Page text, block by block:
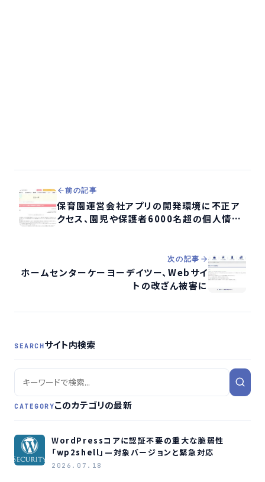
前の記事
保育園運営会社アプリの開発環境に不正ア
クセス、園児や保護者6000名超の個人情報
次の記事
ホームセンターケーヨーデイツー、Webサイ
トの改ざん被害に
SEARCHサイト内検索
CATEGORYこのカテゴリの最新
WordPressコアに認証不要の重大な脆弱性
「wp2shell」—対象バージョンと緊急対応
2026.07.18